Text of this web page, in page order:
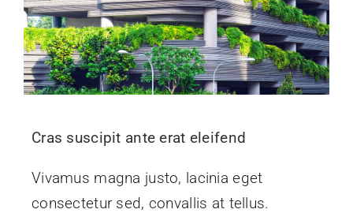
Cras suscipit ante erat eleifend
Vivamus magna justo, lacinia eget
consectetur sed, convallis at tellus.